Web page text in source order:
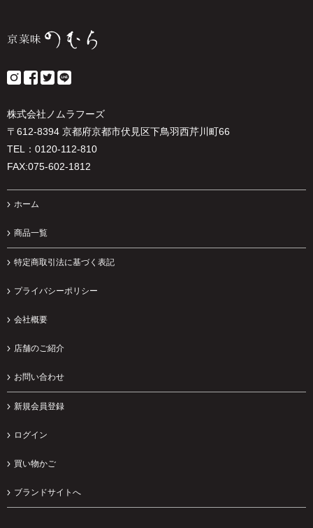
株式会社ノムラフーズ
〒612-8394 京都府京都市伏見区下鳥羽西芹川町66
TEL：0120-112-810
FAX:075-602-1812
ホーム
商品一覧
特定商取引法に基づく表記
プライバシーポリシー
会社概要
店舗のご紹介
お問い合わせ
新規会員登録
ログイン
買い物かご
ブランドサイトへ